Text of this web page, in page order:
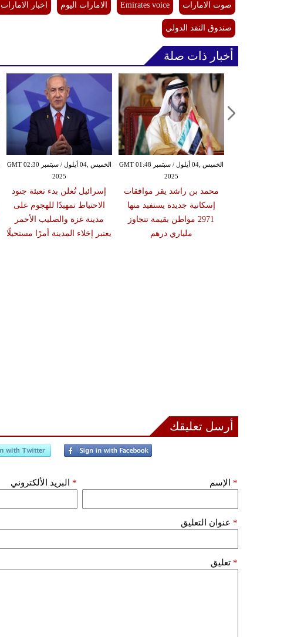
صوت الامارات Emirates voice الامارات اليوم اخبار
صندوق النقد الدولي
أخبار ذات صلة
الخميس ,04 أيلول / سبتمبر GMT 02:30
2025
إسرائيل تُعلن بدء تعبئة جنود
الاحتياط تمهيدًا للهجوم على
مدينة غزة والصليب الأحمر
يعتبر إخلاء المدينة أمرًا مستحيلًا
الخميس ,04 أيلول / سبتمبر GMT 01:48
2025
محمد بن راشد يقر موافقات
إسكانية جديدة يستفيد منها
2971 مواطن بقيمة تتجاوز
ملياري درهم
أرسل تعليقك
الإسم * البريد الألكتروني *
عنوان التعليق *
تعليق *